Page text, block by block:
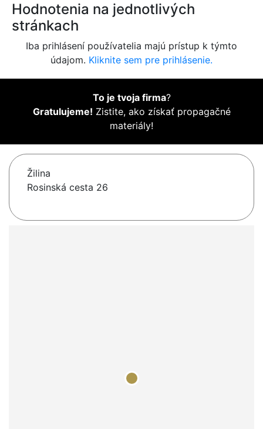
Hodnotenia na jednotlivých
stránkach
Iba prihlásení používatelia majú prístup k týmto
údajom. Kliknite sem pre prihlásenie.
To je tvoja firma?
Gratulujeme! Zistite, ako získať propagačné
materiály!
Žilina
Rosinská cesta 26